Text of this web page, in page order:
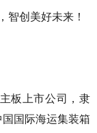
创美好未来！
板上市公司，隶
国际海运集装箱